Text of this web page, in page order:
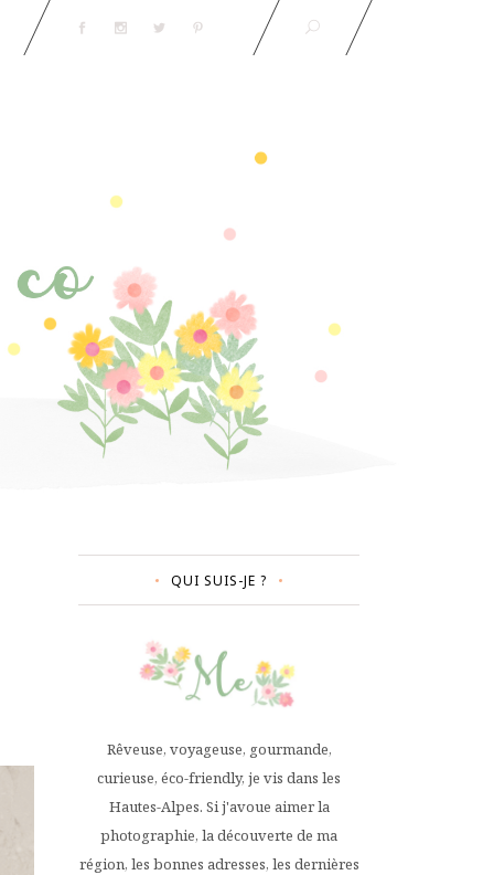
QUI SUIS-JE ?
Rêveuse, voyageuse, gourmande,
curieuse, éco-friendly, je vis dans les
Hautes-Alpes. Si j'avoue aimer la
photographie, la découverte de ma
région, les bonnes adresses, les dernières